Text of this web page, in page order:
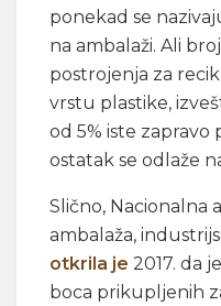
ponekad se
na ambalaži. Ali
postrojenja za
vrstu plastike,
od 5% iste zapravo
ostatak se odlaže
Slično, Nacionalna
ambalaža,
otkrila je 2017. da
boca prikupljenih